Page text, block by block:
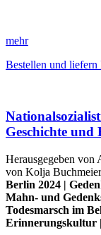
mehr
Bestellen und liefern
Geschichte
Herausgegeben
von Kolja Buchmeier
Berlin 2024 |
Mahn- und
Todesmarsch im
Erinnerungskultur |